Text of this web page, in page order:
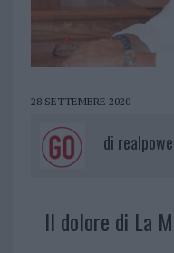
28 SETTEMBRE 2020
di
Il dolore di La